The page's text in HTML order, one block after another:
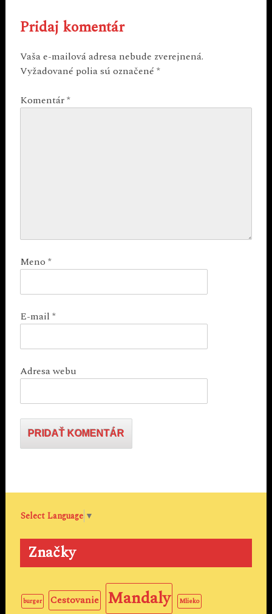
Pridaj komentár
Vaša e-mailová adresa nebude zverejnená.
Vyžadované polia sú označené *
Komentár*
Meno *
E-mail *
Adresa webu
Select Language ▼
Značky
burger Cestovanie Mandaly Mlieko